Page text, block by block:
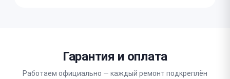
Гарантия и оплата
Работаем официально — каждый ремонт подкреплён